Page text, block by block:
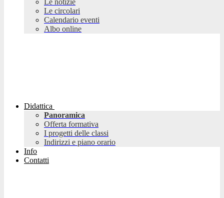
Le notizie
Le circolari
Calendario eventi
Albo online
Didattica
Panoramica
Offerta formativa
I progetti delle classi
Indirizzi e piano orario
Info
Contatti